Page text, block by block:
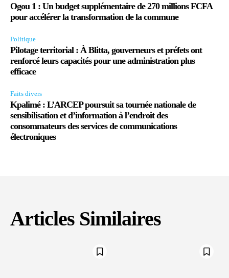
Ogou 1 : Un budget supplémentaire de 270 millions FCFA
pour accélérer la transformation de la commune
Politique
Pilotage territorial : À Blitta, gouverneurs et préfets ont
renforcé leurs capacités pour une administration plus
efficace
Faits divers
Kpalimé : L’ARCEP poursuit sa tournée nationale de
sensibilisation et d’information à l’endroit des
consommateurs des services de communications
électroniques
Articles Similaires